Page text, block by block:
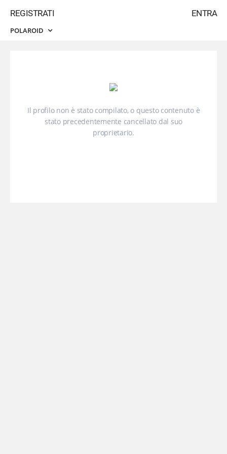
ENTRA
REGISTRATI
POLAROID
Il profilo non è stato compilato, o questo contenuto è
stato precedentemente cancellato dal suo
proprietario.